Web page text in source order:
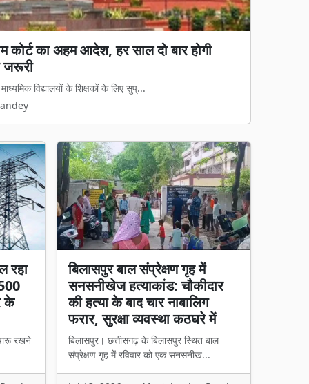
कोर्ट का अहम आदेश, हर साल दो बार होगी
जरूरी
विद्यालयों के शिक्षकों के लिए सुप्...
लागू: अवैध धर्मांतरण पर सख्त शिकंजा, गृह
का डर दिखेगा'
पर अब नया कानूनी ढांचा पूरी तरह ...
रहा
के
रखने
बिलासपुर बाल संप्रेक्षण गृह में
सनसनीखेज हत्याकांड: चौकीदार
की हत्या के बाद चार नाबालिग
फरार, सुरक्षा व्यवस्था कठघरे में
बिलासपुर। छत्तीसगढ़ के बिलासपुर स्थित बाल
संप्रेक्षण गृह में रविवार को एक सनसनीख...